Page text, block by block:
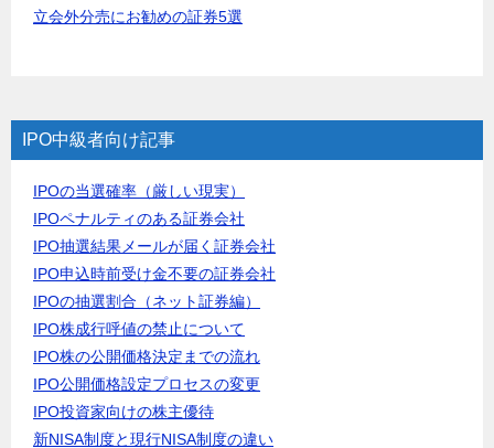
立会外分売にお勧めの証券5選
IPO中級者向け記事
IPOの当選確率（厳しい現実）
IPOペナルティのある証券会社
IPO抽選結果メールが届く証券会社
IPO申込時前受け金不要の証券会社
IPOの抽選割合（ネット証券編）
IPO株成行呼値の禁止について
IPO株の公開価格決定までの流れ
IPO公開価格設定プロセスの変更
IPO投資家向けの株主優待
新NISA制度と現行NISA制度の違い